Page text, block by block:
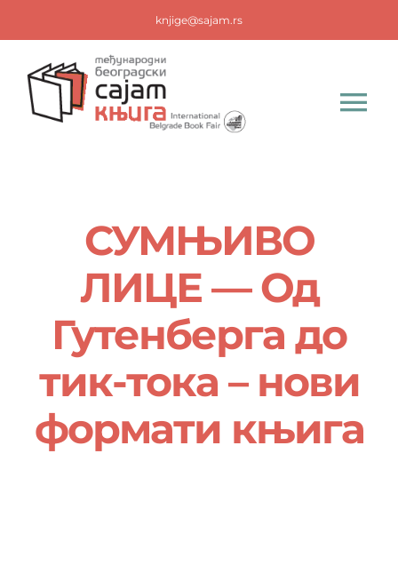
to
content
knjige@sajam.rs
За излагаче
Новости
СУМЊИВО
ЛИЦЕ — Од
Гутенберга до
тик-тока – нови
формати књига